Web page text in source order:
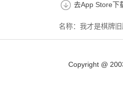
去App Store下
名称：我才是棋牌
Copyright @